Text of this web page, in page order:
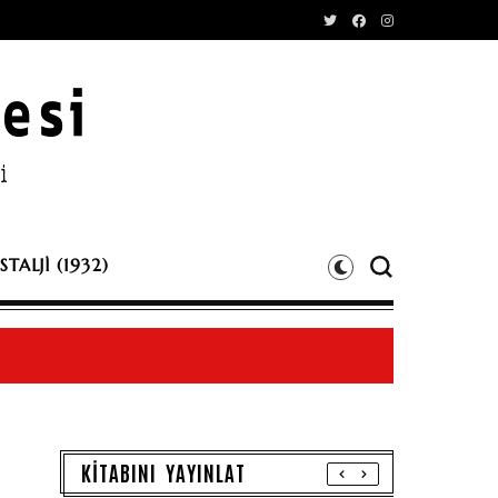
(1932)
KİTABINI YAYINLAT